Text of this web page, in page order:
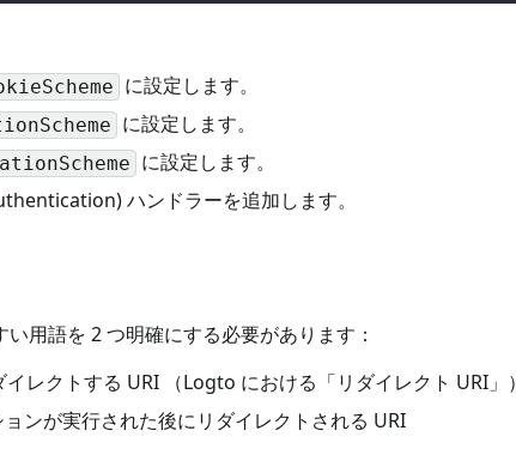
に設定します。
に設定します。
に設定します。
ハンドラーを追加します。
用語を 2 つ明確にする必要があります：
レクトする URI （Logto における「リダイレクト URI」）
ンが実行された後にリダイレクトされる URI